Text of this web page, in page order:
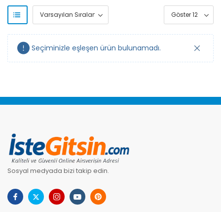
Seçiminizle eşleşen ürün bulunamadı.
Sosyal medyada bizi takip edin.